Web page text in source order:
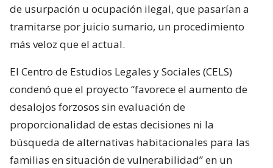
de usurpación u ocupación ilegal, que pasarían a
tramitarse por juicio sumario, un procedimiento
más veloz que el actual.
El Centro de Estudios Legales y Sociales (CELS)
condenó que el proyecto “favorece el aumento de
desalojos forzosos sin evaluación de
proporcionalidad de estas decisiones ni la
búsqueda de alternativas habitacionales para las
familias en situación de vulnerabilidad” en un